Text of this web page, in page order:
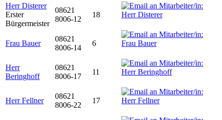
Herr Disterer
Erster
Bürgermeister
08621
8006-12
18
Frau Bauer
08621
8006-14
6
Herr
Beringhoff
08621
8006-17
11
Herr Fellner
08621
8006-22
17